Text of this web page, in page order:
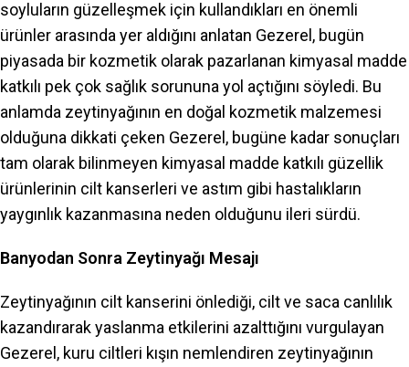
soyluların güzelleşmek için kullandıkları en önemli
ürünler arasında yer aldığını anlatan Gezerel, bugün
piyasada bir kozmetik olarak pazarlanan kimyasal madde
katkılı pek çok sağlık sorununa yol açtığını söyledi. Bu
anlamda zeytinyağının en doğal kozmetik malzemesi
olduğuna dikkati çeken Gezerel, bugüne kadar sonuçları
tam olarak bilinmeyen kimyasal madde katkılı güzellik
ürünlerinin cilt kanserleri ve astım gibi hastalıkların
yaygınlık kazanmasına neden olduğunu ileri sürdü.
Banyodan Sonra Zeytinyağı Mesajı
Zeytinyağının cilt kanserini önlediği, cilt ve saca canlılık
kazandırarak yaslanma etkilerini azalttığını vurgulayan
Gezerel, kuru ciltleri kışın nemlendiren zeytinyağının